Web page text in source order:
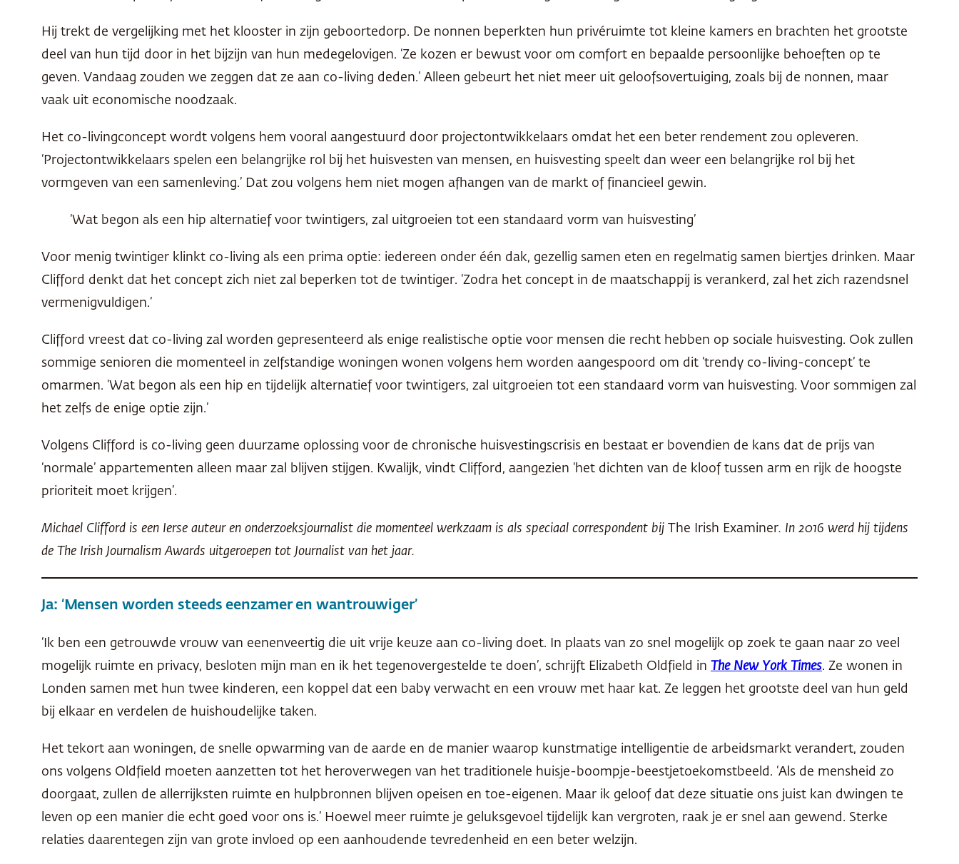
Hij trekt de vergelijking met het klooster in zijn geboortedorp. De nonnen beperkten hun privéruimte tot kleine kamers en brachten het grootste
deel van hun tijd door in het bijzijn van hun medegelovigen. ‘Ze kozen er bewust voor om comfort en bepaalde persoonlijke behoeften op te
geven. Vandaag zouden we zeggen dat ze aan co-living deden.’ Alleen gebeurt het niet meer uit geloofsovertuiging, zoals bij de nonnen, maar
vaak uit economische noodzaak.
Het co-livingconcept wordt volgens hem vooral aangestuurd door projectontwikkelaars omdat het een beter rendement zou opleveren.
‘Projectontwikkelaars spelen een belangrijke rol bij het huisvesten van mensen, en huisvesting speelt dan weer een belangrijke rol bij het
vormgeven van een samenleving.’ Dat zou volgens hem niet mogen afhangen van de markt of financieel gewin.
‘Wat begon als een hip alternatief voor twintigers, zal uitgroeien tot een standaard vorm van huisvesting’
Voor menig twintiger klinkt co-living als een prima optie: iedereen onder één dak, gezellig samen eten en regelmatig samen biertjes drinken. Maar
Clifford denkt dat het concept zich niet zal beperken tot de twintiger. ‘Zodra het concept in de maatschappij is verankerd, zal het zich razendsnel
vermenigvuldigen.’
Clifford vreest dat co-living zal worden gepresenteerd als enige realistische optie voor mensen die recht hebben op sociale huisvesting. Ook zullen
sommige senioren die momenteel in zelfstandige woningen wonen volgens hem worden aangespoord om dit ‘trendy co-living-concept’ te
omarmen. ‘Wat begon als een hip en tijdelijk alternatief voor twintigers, zal uitgroeien tot een standaard vorm van huisvesting. Voor sommigen zal
het zelfs de enige optie zijn.’
Volgens Clifford is co-living geen duurzame oplossing voor de chronische huisvestingscrisis en bestaat er bovendien de kans dat de prijs van
‘normale’ appartementen alleen maar zal blijven stijgen. Kwalijk, vindt Clifford, aangezien ‘het dichten van de kloof tussen arm en rijk de hoogste
prioriteit moet krijgen’.
Michael Clifford is een Ierse auteur en onderzoeksjournalist die momenteel werkzaam is als speciaal correspondent bij The Irish Examiner. In 2016 werd hij tijdens
de The Irish Journalism Awards uitgeroepen tot Journalist van het jaar.
Ja: ‘Mensen worden steeds eenzamer en wantrouwiger’
‘Ik ben een getrouwde vrouw van eenenveertig die uit vrije keuze aan co-living doet. In plaats van zo snel mogelijk op zoek te gaan naar zo veel
mogelijk ruimte en privacy, besloten mijn man en ik het tegenovergestelde te doen’, schrijft Elizabeth Oldfield in The New York Times. Ze wonen in
Londen samen met hun twee kinderen, een koppel dat een baby verwacht en een vrouw met haar kat. Ze leggen het grootste deel van hun geld
bij elkaar en verdelen de huishoudelijke taken.
Het tekort aan woningen, de snelle opwarming van de aarde en de manier waarop kunstmatige intelligentie de arbeidsmarkt verandert, zouden
ons volgens Oldfield moeten aanzetten tot het heroverwegen van het traditionele huisje-boompje-beestjetoekomstbeeld. ‘Als de mensheid zo
doorgaat, zullen de allerrijksten ruimte en hulpbronnen blijven opeisen en toe-eigenen. Maar ik geloof dat deze situatie ons juist kan dwingen te
leven op een manier die echt goed voor ons is.’ Hoewel meer ruimte je geluksgevoel tijdelijk kan vergroten, raak je er snel aan gewend. Sterke
relaties daarentegen zijn van grote invloed op een aanhoudende tevredenheid en een beter welzijn.